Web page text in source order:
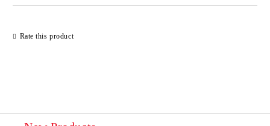
Rate this product